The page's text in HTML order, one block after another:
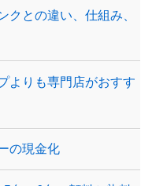
クとの違い、仕組み、
よりも専門店がおすす
の現金化